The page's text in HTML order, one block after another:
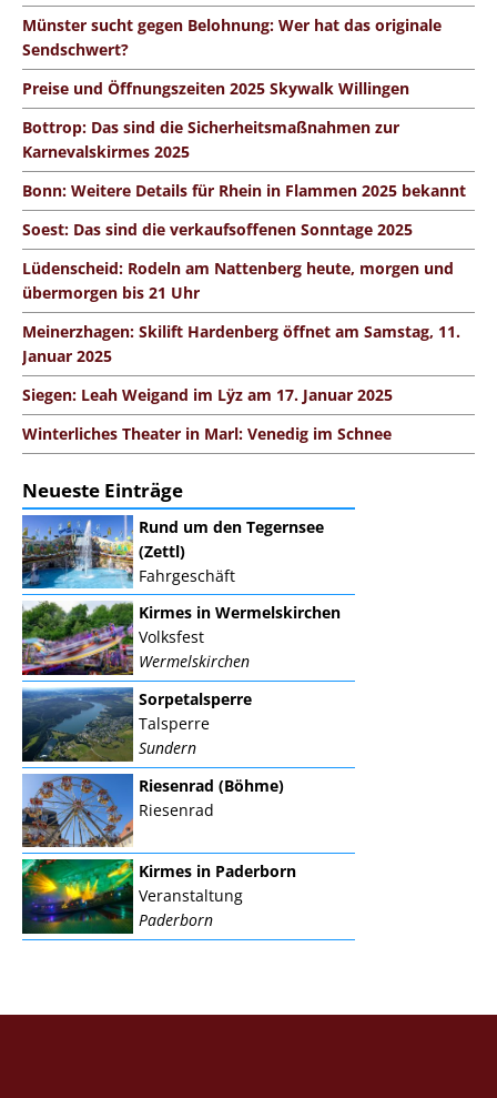
Münster sucht gegen Belohnung: Wer hat das originale
Sendschwert?
Preise und Öffnungszeiten 2025 Skywalk Willingen
Bottrop: Das sind die Sicherheitsmaßnahmen zur
Karnevalskirmes 2025
Bonn: Weitere Details für Rhein in Flammen 2025 bekannt
Soest: Das sind die verkaufsoffenen Sonntage 2025
Lüdenscheid: Rodeln am Nattenberg heute, morgen und
übermorgen bis 21 Uhr
Meinerzhagen: Skilift Hardenberg öffnet am Samstag, 11.
Januar 2025
Siegen: Leah Weigand im Lÿz am 17. Januar 2025
Winterliches Theater in Marl: Venedig im Schnee
Neueste Einträge
Rund um den Tegernsee
(Zettl)
Fahrgeschäft
Kirmes in Wermelskirchen
Volksfest
Wermelskirchen
Sorpetalsperre
Talsperre
Sundern
Riesenrad (Böhme)
Riesenrad
Kirmes in Paderborn
Veranstaltung
Paderborn